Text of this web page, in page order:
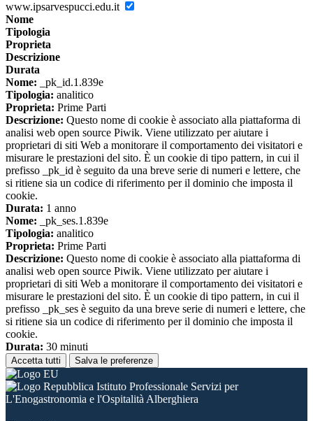
www.ipsarvespucci.edu.it
Nome
Tipologia
Proprieta
Descrizione
Durata
Nome: _pk_id.1.839e
Tipologia: analitico
Proprieta: Prime Parti
Descrizione: Questo nome di cookie è associato alla piattaforma di
analisi web open source Piwik. Viene utilizzato per aiutare i
proprietari di siti Web a monitorare il comportamento dei visitatori e
misurare le prestazioni del sito. È un cookie di tipo pattern, in cui il
prefisso _pk_id è seguito da una breve serie di numeri e lettere, che
si ritiene sia un codice di riferimento per il dominio che imposta il
cookie.
Durata: 1 anno
Nome: _pk_ses.1.839e
Tipologia: analitico
Proprieta: Prime Parti
Descrizione: Questo nome di cookie è associato alla piattaforma di
analisi web open source Piwik. Viene utilizzato per aiutare i
proprietari di siti Web a monitorare il comportamento dei visitatori e
misurare le prestazioni del sito. È un cookie di tipo pattern, in cui il
prefisso _pk_ses è seguito da una breve serie di numeri e lettere, che
si ritiene sia un codice di riferimento per il dominio che imposta il
cookie.
Durata: 30 minuti
Accetta tutti Salva le preferenze
Istituto Professionale Servizi per
L'Enogastronomia e l'Ospitalità Alberghiera